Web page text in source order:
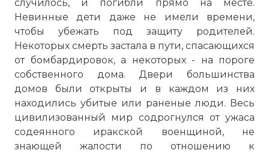
случилось, и погибли прямо на месте.
Невинные дети даже не имели времени,
чтобы убежать под защиту родителей.
Некоторых смерть застала в пути, спасающихся
от бомбардировок, а некоторых - на пороге
собственного дома. Двери большинства
домов были открыты и в каждом из них
находились убитые или раненые люди. Весь
цивилизованный мир содрогнулся от ужаса
содеянного иракской военщиной, не
знающей жалости по отношению к